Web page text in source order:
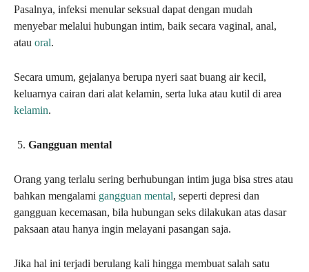
Pasalnya, infeksi menular seksual dapat dengan mudah
menyebar melalui hubungan intim, baik secara vaginal, anal,
atau oral.
Secara umum, gejalanya berupa nyeri saat buang air kecil,
keluarnya cairan dari alat kelamin, serta luka atau kutil di area
kelamin.
Gangguan mental
Orang yang terlalu sering berhubungan intim juga bisa stres atau
bahkan mengalami gangguan mental, seperti depresi dan
gangguan kecemasan, bila hubungan seks dilakukan atas dasar
paksaan atau hanya ingin melayani pasangan saja.
Jika hal ini terjadi berulang kali hingga membuat salah satu